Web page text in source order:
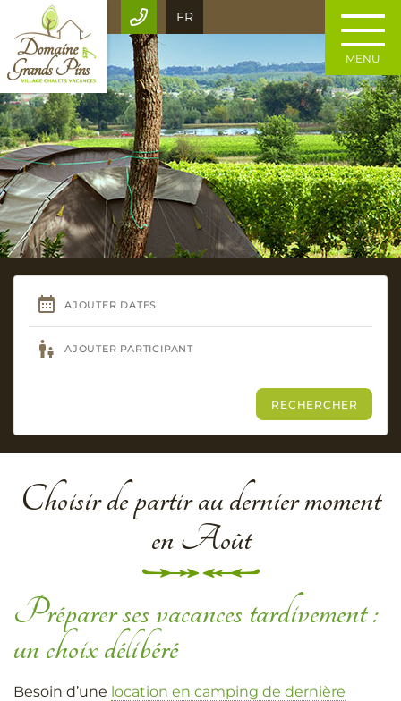
FR
MENU
Choisir de partir au dernier moment
en Août
Préparer ses vacances tardivement :
un choix délibéré
Besoin d’une location en camping de dernière